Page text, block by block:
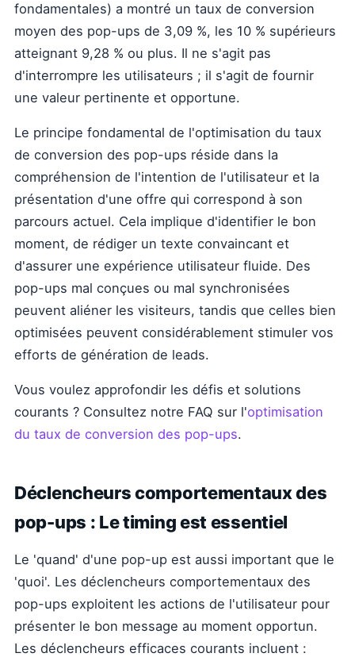
fondamentales) a montré un taux de conversion
moyen des pop-ups de 3,09 %, les 10 % supérieurs
atteignant 9,28 % ou plus. Il ne s'agit pas
d'interrompre les utilisateurs ; il s'agit de fournir
une valeur pertinente et opportune.
Le principe fondamental de l'optimisation du taux
de conversion des pop-ups réside dans la
compréhension de l'intention de l'utilisateur et la
présentation d'une offre qui correspond à son
parcours actuel. Cela implique d'identifier le bon
moment, de rédiger un texte convaincant et
d'assurer une expérience utilisateur fluide. Des
pop-ups mal conçues ou mal synchronisées
peuvent aliéner les visiteurs, tandis que celles bien
optimisées peuvent considérablement stimuler vos
efforts de génération de leads.
Vous voulez approfondir les défis et solutions
courants ? Consultez notre FAQ sur l'optimisation
du taux de conversion des pop-ups.
Déclencheurs comportementaux des
pop-ups : Le timing est essentiel
Le 'quand' d'une pop-up est aussi important que le
'quoi'. Les déclencheurs comportementaux des
pop-ups exploitent les actions de l'utilisateur pour
présenter le bon message au moment opportun.
Les déclencheurs efficaces courants incluent :